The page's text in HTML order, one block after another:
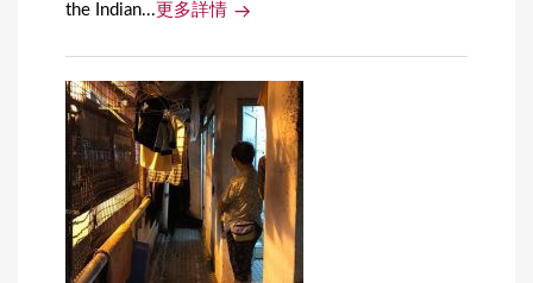
the Indian... 更多詳情